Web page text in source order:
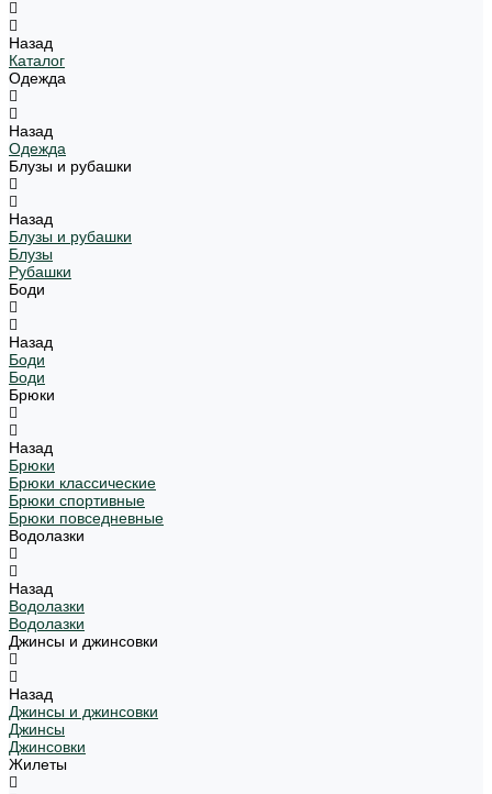
Назад
Каталог
Одежда
Назад
Одежда
Блузы и рубашки
Назад
Блузы и рубашки
Блузы
Рубашки
Боди
Назад
Боди
Боди
Брюки
Назад
Брюки
Брюки классические
Брюки спортивные
Брюки повседневные
Водолазки
Назад
Водолазки
Водолазки
Джинсы и джинсовки
Назад
Джинсы и джинсовки
Джинсы
Джинсовки
Жилеты